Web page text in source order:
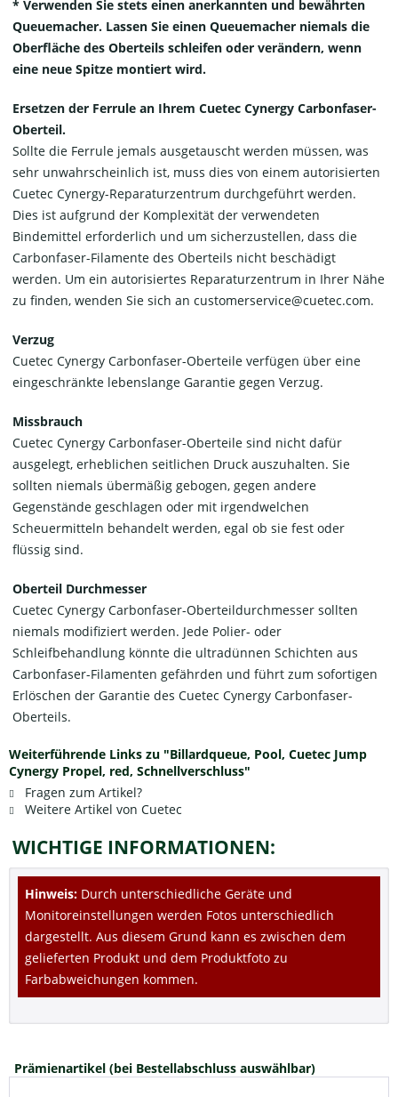
* Verwenden Sie stets einen anerkannten und bewährten
Queuemacher. Lassen Sie einen Queuemacher niemals die
Oberfläche des Oberteils schleifen oder verändern, wenn
eine neue Spitze montiert wird.
Ersetzen der Ferrule an Ihrem Cuetec Cynergy Carbonfaser-
Oberteil.
Sollte die Ferrule jemals ausgetauscht werden müssen, was
sehr unwahrscheinlich ist, muss dies von einem autorisierten
Cuetec Cynergy-Reparaturzentrum durchgeführt werden.
Dies ist aufgrund der Komplexität der verwendeten
Bindemittel erforderlich und um sicherzustellen, dass die
Carbonfaser-Filamente des Oberteils nicht beschädigt
werden. Um ein autorisiertes Reparaturzentrum in Ihrer Nähe
zu finden, wenden Sie sich an customerservice@cuetec.com.
Verzug
Cuetec Cynergy Carbonfaser-Oberteile verfügen über eine
eingeschränkte lebenslange Garantie gegen Verzug.
Missbrauch
Cuetec Cynergy Carbonfaser-Oberteile sind nicht dafür
ausgelegt, erheblichen seitlichen Druck auszuhalten. Sie
sollten niemals übermäßig gebogen, gegen andere
Gegenstände geschlagen oder mit irgendwelchen
Scheuermitteln behandelt werden, egal ob sie fest oder
flüssig sind.
Oberteil Durchmesser
Cuetec Cynergy Carbonfaser-Oberteildurchmesser sollten
niemals modifiziert werden. Jede Polier- oder
Schleifbehandlung könnte die ultradünnen Schichten aus
Carbonfaser-Filamenten gefährden und führt zum sofortigen
Erlöschen der Garantie des Cuetec Cynergy Carbonfaser-
Oberteils.
Weiterführende Links zu "Billardqueue, Pool, Cuetec Jump
Cynergy Propel, red, Schnellverschluss"
Fragen zum Artikel?
Weitere Artikel von Cuetec
WICHTIGE INFORMATIONEN:
Hinweis: Durch unterschiedliche Geräte und
Monitoreinstellungen werden Fotos unterschiedlich
dargestellt. Aus diesem Grund kann es zwischen dem
gelieferten Produkt und dem Produktfoto zu
Farbabweichungen kommen.
Prämienartikel (bei Bestellabschluss auswählbar)